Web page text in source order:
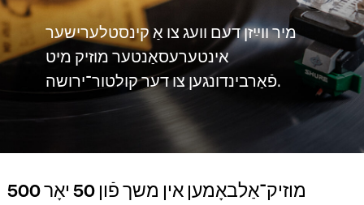
מיר ווײַזן דעם וועג צו אַ קינסטלערישער
אינטערעסאַנטער מוזיק מיט
פֿאַרבינדונגען צו דער קולטור־ירושה.
500 מוזיק־אַלבאָמען אין משך פֿון 50 יאָר